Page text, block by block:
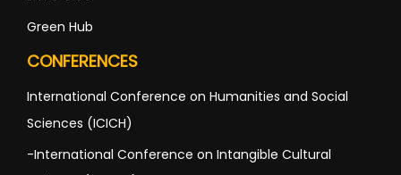
Green Hub
CONFERENCES
International Conference on Humanities and Social
Sciences (ICICH)
-International Conference on Intangible Cultural